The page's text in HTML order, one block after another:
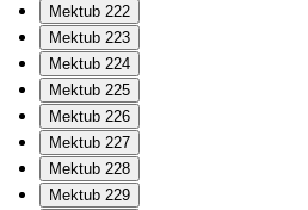
Mektub 222
Mektub 223
Mektub 224
Mektub 225
Mektub 226
Mektub 227
Mektub 228
Mektub 229